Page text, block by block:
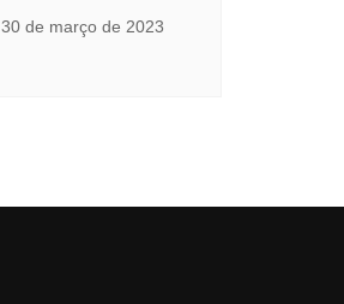
30 de março de 2023